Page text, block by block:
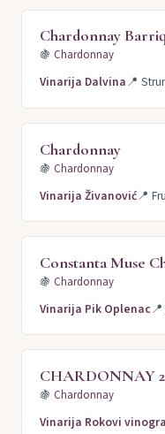
Chardonnay
🍇 Chardonnay
Vinarija Dalvina📍
Chardonnay
🍇 Chardonnay
Vinarija Živanović📍
Constanta Muse
🍇 Chardonnay
Vinarija Pik Oplenac📍
CHARDONNAY
🍇 Chardonnay
Vinarija Rokovi